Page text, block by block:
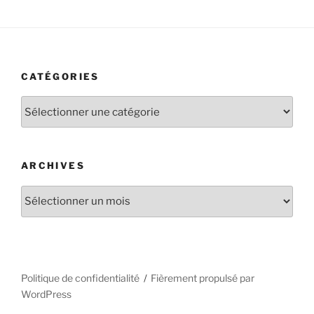
CATÉGORIES
ARCHIVES
Politique de confidentialité
Fièrement propulsé par
WordPress